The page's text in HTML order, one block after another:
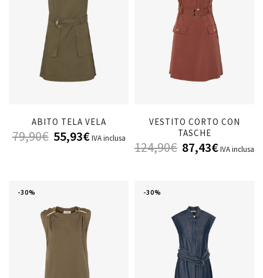
ABITO TELA VELA
79,90€ 55,93€ IVA inclusa
VESTITO CORTO CON
TASCHE
124,90€ 87,43€IVA inclusa
-30% -30%